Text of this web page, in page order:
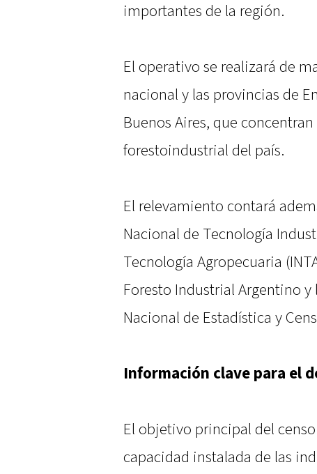
importantes de la región.
El operativo se realizará de
nacional y las provincias de
Buenos Aires, que
forestoindustrial del país.
El relevamiento contará
Nacional de Tecnología
Tecnología Agropecuaria
Foresto Industrial Argentino
Nacional de Estadística y
Información clave para el
El objetivo principal del
capacidad instalada de las